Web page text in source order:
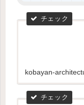
kobayan-